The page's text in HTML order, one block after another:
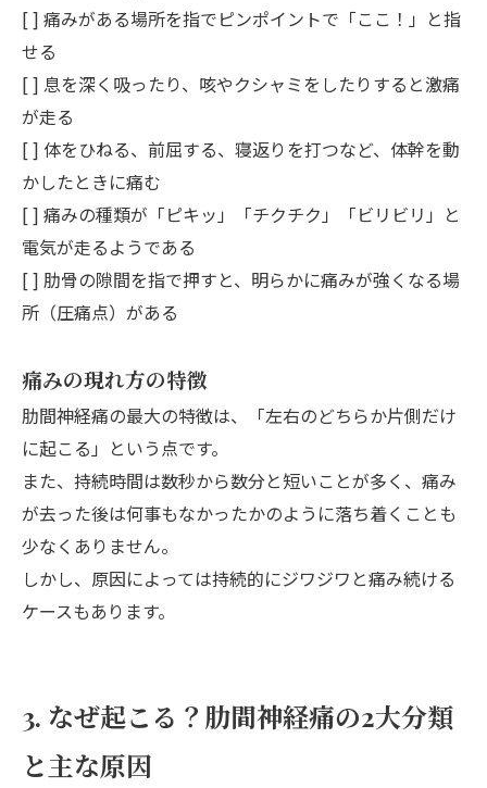
[ ] 痛みがある場所を指でピンポイントで「ここ！」と指
せる
[ ] 息を深く吸ったり、咳やクシャミをしたりすると激痛
が走る
[ ] 体をひねる、前屈する、寝返りを打つなど、体幹を動
かしたときに痛む
[ ] 痛みの種類が「ピキッ」「チクチク」「ビリビリ」と
電気が走るようである
[ ] 肋骨の隙間を指で押すと、明らかに痛みが強くなる場
所（圧痛点）がある
痛みの現れ方の特徴
肋間神経痛の最大の特徴は、「左右のどちらか片側だけ
に起こる」という点です。
また、持続時間は数秒から数分と短いことが多く、痛み
が去った後は何事もなかったかのように落ち着くことも
少なくありません。
しかし、原因によっては持続的にジワジワと痛み続ける
ケースもあります。
3. なぜ起こる？肋間神経痛の2大分類
と主な原因